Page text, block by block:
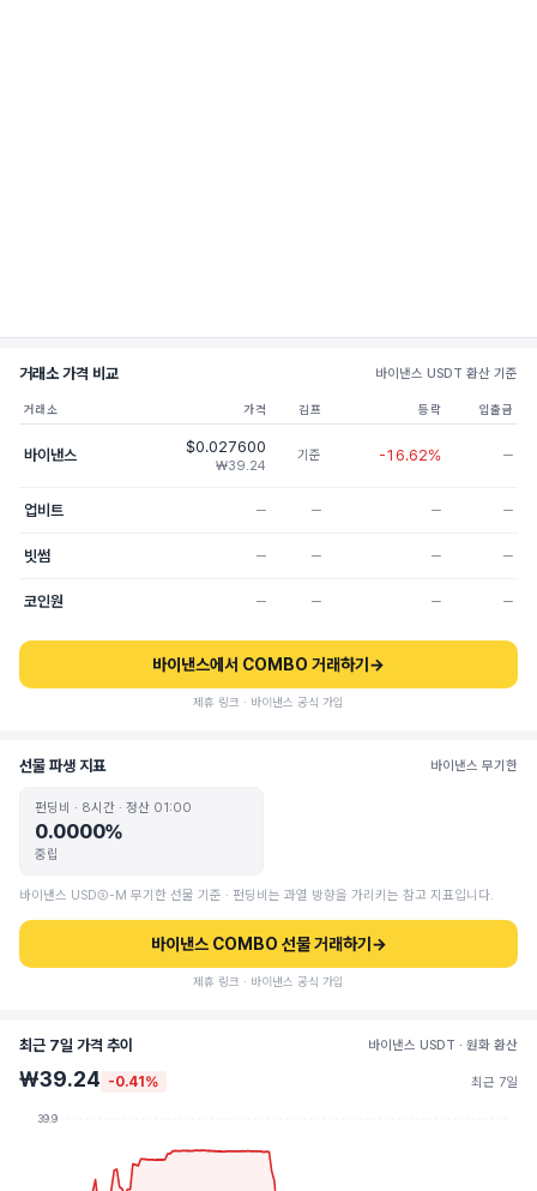
거래소 가격 비교 바이낸스 USDT 환산 기준
거래소 가격 김프 등락 입출금
바이낸스 $0.027600
₩39.24
기준 -16.62% ─
업비트 ─ ─ ─ ─
빗썸 ─ ─ ─ ─
코인원 ─ ─ ─ ─
바이낸스에서 COMBO 거래하기 →
제휴 링크 · 바이낸스 공식 가입
선물 파생 지표 바이낸스 무기한
펀딩비 · 8시간 · 정산 01:00
0.0000%
중립
바이낸스 USDⓈ-M 무기한 선물 기준 · 펀딩비는 과열 방향을 가리키는 참고 지표입니다.
바이낸스 COMBO 선물 거래하기 →
제휴 링크 · 바이낸스 공식 가입
최근 7일 가격 추이 바이낸스 USDT · 원화 환산
₩39.24 -0.41% 최근 7일
39.9